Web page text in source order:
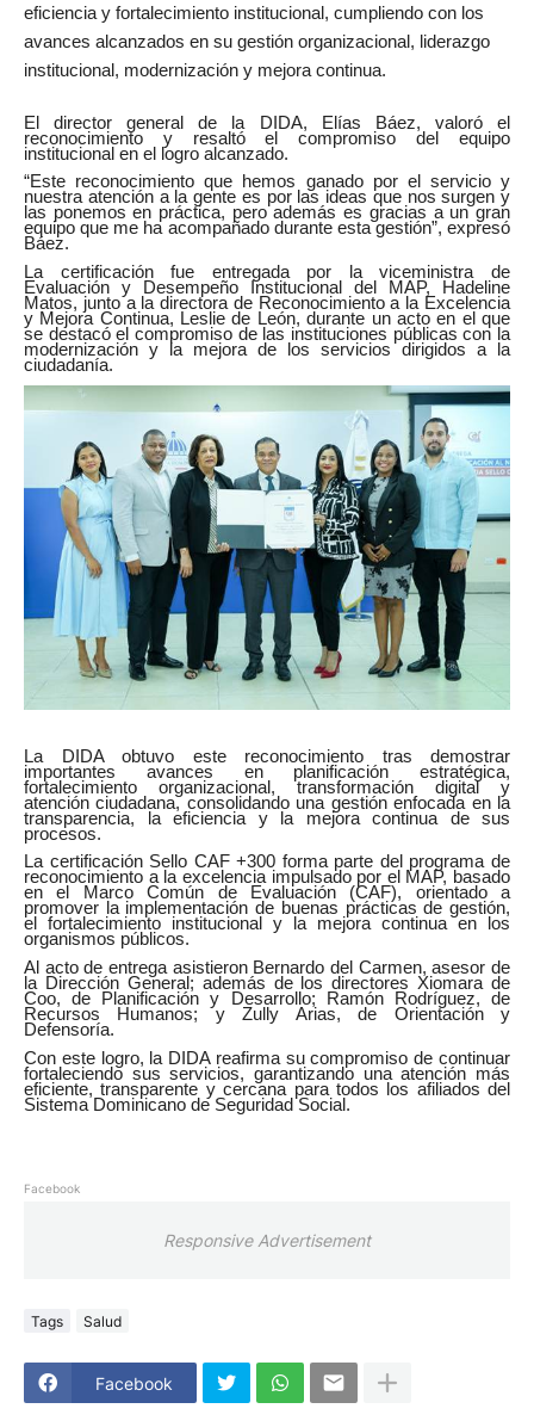
eficiencia y fortalecimiento institucional, cumpliendo con los
avances alcanzados en su gestión organizacional, liderazgo
institucional, modernización y mejora continua.
El director general de la DIDA, Elías Báez, valoró el
reconocimiento y resaltó el compromiso del equipo
institucional en el logro alcanzado.
“Este reconocimiento que hemos ganado por el servicio y
nuestra atención a la gente es por las ideas que nos surgen y
las ponemos en práctica, pero además es gracias a un gran
equipo que me ha acompañado durante esta gestión”, expresó
Báez.
La certificación fue entregada por la viceministra de
Evaluación y Desempeño Institucional del MAP, Hadeline
Matos, junto a la directora de Reconocimiento a la Excelencia
y Mejora Continua, Leslie de León, durante un acto en el que
se destacó el compromiso de las instituciones públicas con la
modernización y la mejora de los servicios dirigidos a la
ciudadanía.
La DIDA obtuvo este reconocimiento tras demostrar
importantes avances en planificación estratégica,
fortalecimiento organizacional, transformación digital y
atención ciudadana, consolidando una gestión enfocada en la
transparencia, la eficiencia y la mejora continua de sus
procesos.
La certificación Sello CAF +300 forma parte del programa de
reconocimiento a la excelencia impulsado por el MAP, basado
en el Marco Común de Evaluación (CAF), orientado a
promover la implementación de buenas prácticas de gestión,
el fortalecimiento institucional y la mejora continua en los
organismos públicos.
Al acto de entrega asistieron Bernardo del Carmen, asesor de
la Dirección General; además de los directores Xiomara de
Coo, de Planificación y Desarrollo; Ramón Rodríguez, de
Recursos Humanos; y Zully Arias, de Orientación y
Defensoría.
Con este logro, la DIDA reafirma su compromiso de continuar
fortaleciendo sus servicios, garantizando una atención más
eficiente, transparente y cercana para todos los afiliados del
Sistema Dominicano de Seguridad Social.
Facebook
Responsive Advertisement
Tags Salud
Facebook